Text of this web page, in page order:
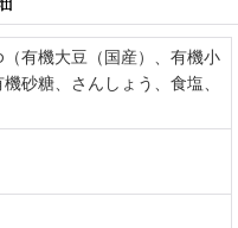
有機大豆（国産）、有機小
砂糖、さんしょう、食塩、